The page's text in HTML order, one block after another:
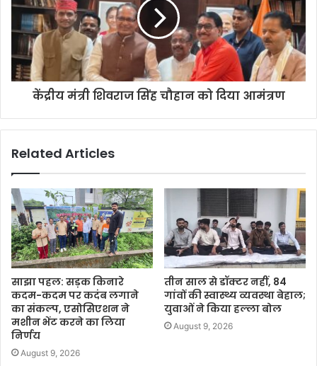
केंद्रीय मंत्री शिवराज सिंह चौहान को दिया आमंत्रण
Related Articles
साझा पहल: सड़क किनारे
कदम-कदम पर कदंब लगाने
का संकल्प, एसोसिएशन ने
मशीन भेंट करने का लिया
निर्णय
August 9, 2026
तीन साल से डॉक्टर नहीं, 84
गांवों की स्वास्थ्य व्यवस्था बेहाल;
युवाओं ने किया हल्ला बोल
August 9, 2026